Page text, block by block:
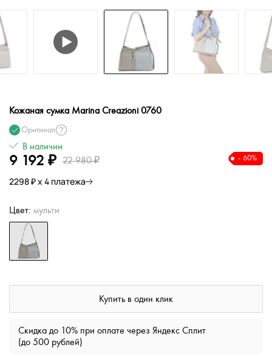
Кожаная сумка Marina Creazioni 0760
Оригинал
В наличии
9 192 ₽ 22 980 ₽ - 60%
2298 ₽ х 4 платежа
Цвет: мульти
Купить в один клик
Скидка до 10% при оплате через Яндекс Сплит
(до 500 рублей)